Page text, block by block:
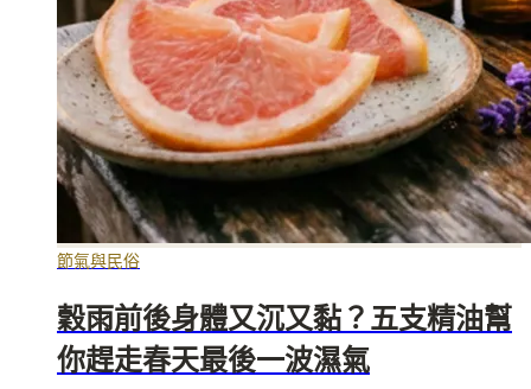
節氣與民俗
穀雨前後身體又沉又黏？五支精油幫
你趕走春天最後一波濕氣